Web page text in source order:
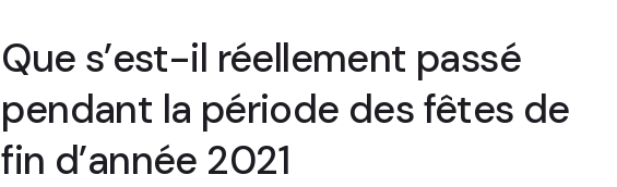
Que s’est-il réellement passé
pendant la période des fêtes de
fin d’année 2021